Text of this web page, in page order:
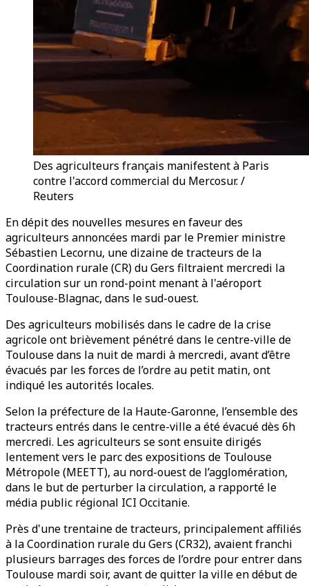
Des agriculteurs français manifestent à Paris
contre l'accord commercial du Mercosur. /
Reuters
En dépit des nouvelles mesures en faveur des
agriculteurs annoncées mardi par le Premier ministre
Sébastien Lecornu, une dizaine de tracteurs de la
Coordination rurale (CR) du Gers filtraient mercredi la
circulation sur un rond-point menant à l'aéroport
Toulouse-Blagnac, dans le sud-ouest.
Des agriculteurs mobilisés dans le cadre de la crise
agricole ont brièvement pénétré dans le centre-ville de
Toulouse dans la nuit de mardi à mercredi, avant d’être
évacués par les forces de l’ordre au petit matin, ont
indiqué les autorités locales.
Selon la préfecture de la Haute-Garonne, l’ensemble des
tracteurs entrés dans le centre-ville a été évacué dès 6h
mercredi. Les agriculteurs se sont ensuite dirigés
lentement vers le parc des expositions de Toulouse
Métropole (MEETT), au nord-ouest de l’agglomération,
dans le but de perturber la circulation, a rapporté le
média public régional ICI Occitanie.
Près d'une trentaine de tracteurs, principalement affiliés
à la Coordination rurale du Gers (CR32), avaient franchi
plusieurs barrages des forces de l’ordre pour entrer dans
Toulouse mardi soir, avant de quitter la ville en début de